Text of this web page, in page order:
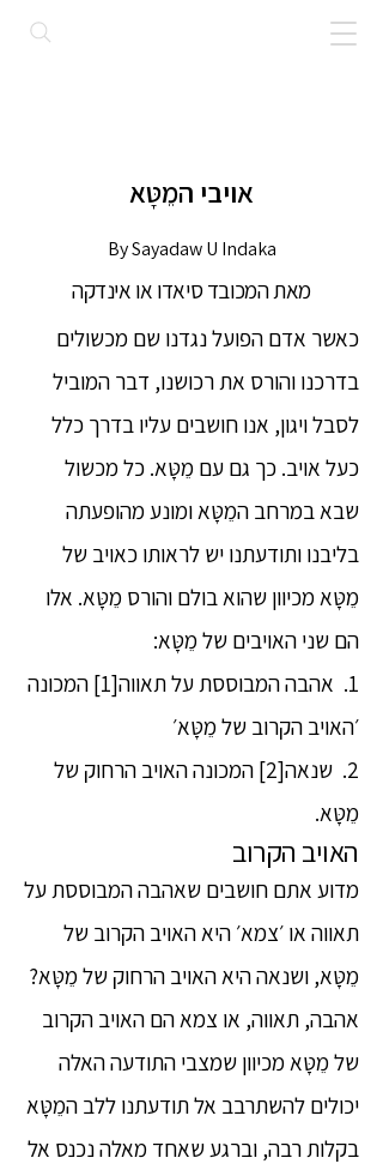
אויבי המֵטָּא
By Sayadaw U Indaka
מאת המכובד סיאדו או אינדקה
כאשר אדם הפועל נגדנו שם מכשולים
בדרכנו והורס את רכושנו, דבר המוביל
לסבל ויגון, אנו חושבים עליו בדרך כלל
כעל אויב. כך גם עם מֵטָּא. כל מכשול
שבא במרחב המֵטָּא ומונע מהופעתה
בליבנו ותודעתנו יש לראותו כאויב של
מֵטָּא מכיוון שהוא בולם והורס מֵטָּא. אלו
הם שני האויבים של מֵטָּא:
1. אהבה המבוססת על תאווה[1] המכונה
׳האויב הקרוב של מֵטָּא׳
2. שנאה[2] המכונה האויב הרחוק של
מֵטָּא.
האויב הקרוב
מדוע אתם חושבים שאהבה המבוססת על
תאווה או ׳צמא׳ היא האויב הקרוב של
מֵטָּא, ושנאה היא האויב הרחוק של מֵטָּא?
אהבה, תאווה, או צמא הם האויב הקרוב
של מֵטָּא מכיוון שמצבי התודעה האלה
יכולים להשתרבב אל תודעתנו ללב המֵטָּא
בקלות רבה, וברגע שאחד מאלה נכנס אל